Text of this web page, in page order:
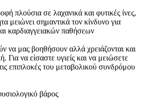
πλούσια σε λαχανικά και φυτικές ίνες,
μειώνει σημαντικά τον κίνδυνο για
καρδιαγγειακών παθήσεων
να μας βοηθήσουν αλλά χρειάζονται και
Για να είσαστε υγιείς και να μειώσετε
επιπλοκές του μεταβολικού συνδρόμου
βάρος